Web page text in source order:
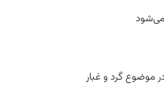
موضوع گرد و غبار